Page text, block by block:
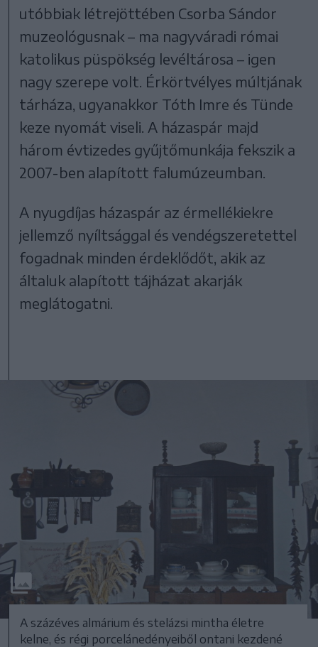
utóbbiak létrejöttében Csorba Sándor
muzeológusnak – ma nagyváradi római
katolikus püspökség levéltárosa – igen
nagy szerepe volt. Érkörtvélyes múltjának
tárháza, ugyanakkor Tóth Imre és Tünde
keze nyomát viseli. A házaspár majd
három évtizedes gyűjtőmunkája fekszik a
2007-ben alapított falumúzeumban.
A nyugdíjas házaspár az érmellékiekre
jellemző nyíltsággal és vendégszeretettel
fogadnak minden érdeklődőt, akik az
általuk alapított tájházat akarják
meglátogatni.
A százéves almárium és stelázsi mintha életre
kelne, és régi porcelánedényeiből ontani kezdené